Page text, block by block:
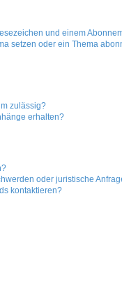
und einem
setzen oder ein Thema
zulässig?
erhalten?
oder juristische
kontaktieren?